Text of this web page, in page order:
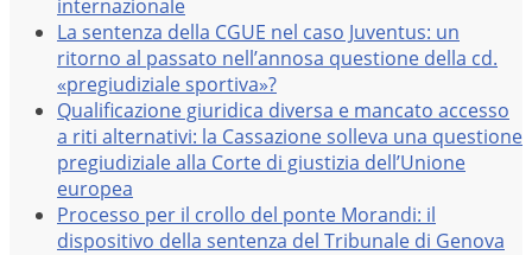
internazionale
La sentenza della CGUE nel caso Juventus: un
ritorno al passato nell’annosa questione della cd.
«pregiudiziale sportiva»?
Qualificazione giuridica diversa e mancato accesso
a riti alternativi: la Cassazione solleva una questione
pregiudiziale alla Corte di giustizia dell’Unione
europea
Processo per il crollo del ponte Morandi: il
dispositivo della sentenza del Tribunale di Genova